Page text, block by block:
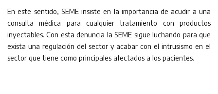
En este sentido, SEME insiste en la importancia de acudir a una
consulta médica para cualquier tratamiento con productos
inyectables. Con esta denuncia la SEME sigue luchando para que
exista una regulación del sector y acabar con el intrusismo en el
sector que tiene como principales afectados a los pacientes.